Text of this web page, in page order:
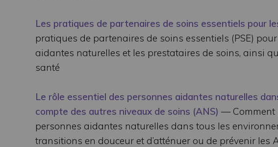
Les pratiques de partenaires de soins essentiels pour
pratiques de partenaires de soins essentiels (PSE)
aidantes naturelles et les prestataires de soins, ainsi
santé
Le rôle essentiel des personnes aidantes naturelles
compte des autres niveaux de soins (ANS) — Comment
personnes aidantes naturelles dans tous les
transitions en douceur et d’atténuer ou de prévenir les